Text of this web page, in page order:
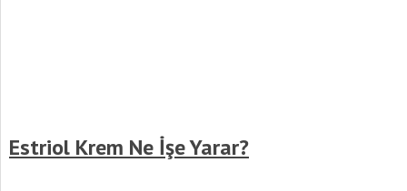
Estriol Krem Ne İşe Yarar?